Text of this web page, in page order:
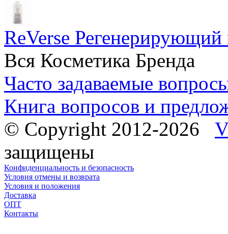
ReVerse
Вся Косметика Бренда
Часто задаваемые
Книга вопросов и
© Copyright 2012-2026
защищены
Конфиденциальность и безопасность
Условия отмены и возврата
Условия и положения
Доставка
ОПТ
Контакты